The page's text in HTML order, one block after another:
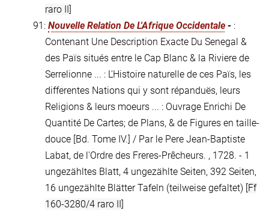
raro II]
91: Nouvelle Relation De L'Afrique Occidentale - :
Contenant Une Description Exacte Du Senegal &
des Païs situés entre le Cap Blanc & la Riviere de
Serrelionne ... : L'Histoire naturelle de ces Païs, les
differentes Nations qui y sont répanduës, leurs
Religions & leurs moeurs ... : Ouvrage Enrichi De
Quantité De Cartes; de Plans, & de Figures en taille-
douce [Bd. Tome IV.] / Par le Pere Jean-Baptiste
Labat, de l'Ordre des Freres-Prêcheurs. , 1728. - 1
ungezähltes Blatt, 4 ungezählte Seiten, 392 Seiten,
16 ungezählte Blätter Tafeln (teilweise gefaltet) [Ff
160-3280/4 raro II]